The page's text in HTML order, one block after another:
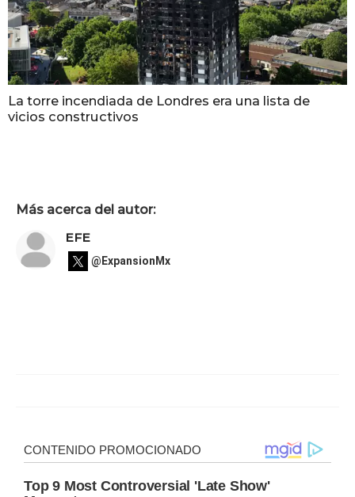
La torre incendiada de Londres era una lista de
vicios constructivos
Más acerca del autor:
EFE
@ExpansionMx